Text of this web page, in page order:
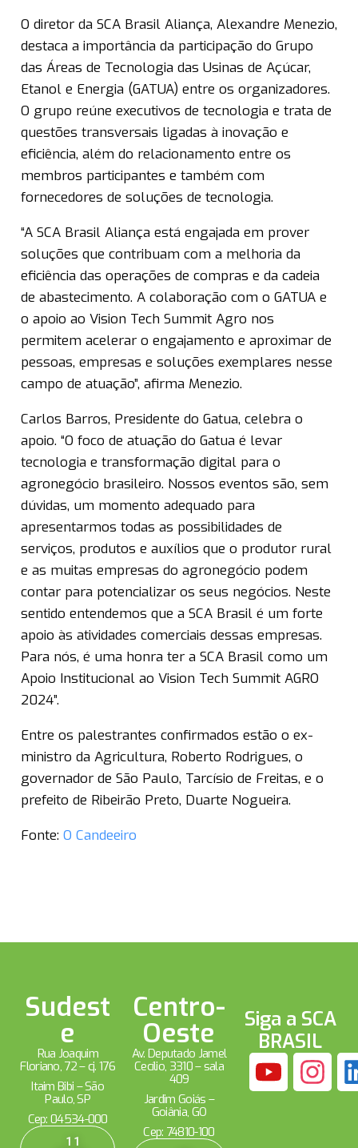
O diretor da SCA Brasil Aliança, Alexandre Menezio,
destaca a importância da participação do Grupo
das Áreas de Tecnologia das Usinas de Açúcar,
Etanol e Energia (GATUA) entre os organizadores.
O grupo reúne executivos de tecnologia e trata de
questões transversais ligadas à inovação e
eficiência, além do relacionamento entre os
membros participantes e também com
fornecedores de soluções de tecnologia.
“A SCA Brasil Aliança está engajada em prover
soluções que contribuam com a melhoria da
eficiência das operações de compras e da cadeia
de abastecimento. A colaboração com o GATUA e
o apoio ao Vision Tech Summit Agro nos
permitem acelerar o engajamento e aproximar de
pessoas, empresas e soluções exemplares nesse
campo de atuação”, afirma Menezio.
Carlos Barros, Presidente do Gatua, celebra o
apoio. “O foco de atuação do Gatua é levar
tecnologia e transformação digital para o
agronegócio brasileiro. Nossos eventos são, sem
dúvidas, um momento adequado para
apresentarmos todas as possibilidades de
serviços, produtos e auxílios que o produtor rural
e as muitas empresas do agronegócio podem
contar para potencializar os seus negócios. Neste
sentido entendemos que a SCA Brasil é um forte
apoio às atividades comerciais dessas empresas.
Para nós, é uma honra ter a SCA Brasil como um
Apoio Institucional ao Vision Tech Summit AGRO
2024”.
Entre os palestrantes confirmados estão o ex-
ministro da Agricultura, Roberto Rodrigues, o
governador de São Paulo, Tarcísio de Freitas, e o
prefeito de Ribeirão Preto, Duarte Nogueira.
Fonte: O Candeeiro
Sudest
e
Rua Joaquim
Floriano, 72 – cj. 176
Itaim Bibi – São
Paulo, SP
Cep: 04534-000
11
Centro-
Oeste
Av. Deputado Jamel
Cecílio, 3310 – sala
409
Jardim Goiás –
Goiânia, GO
Cep: 74810-100
Siga a SCA
BRASIL